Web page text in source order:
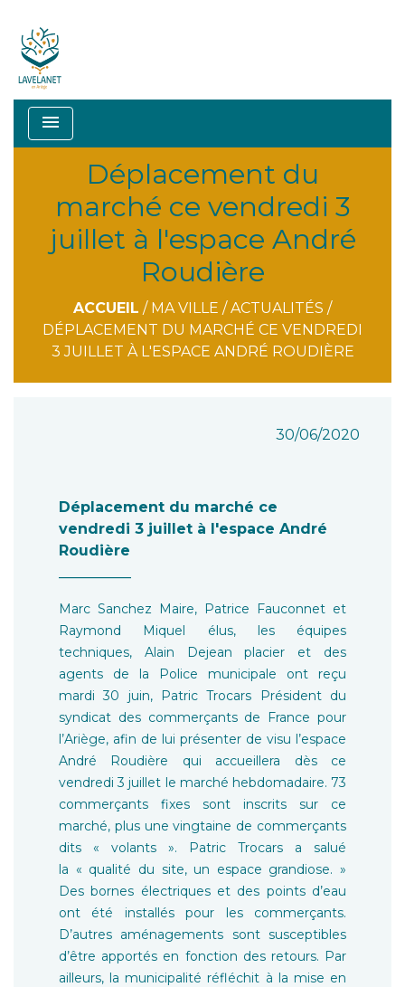
menu
Déplacement du
marché ce vendredi 3
juillet à l'espace André
Roudière
ACCUEIL / MA VILLE /ACTUALITÉS /
DÉPLACEMENT DU MARCHÉ CE VENDREDI
3 JUILLET À L'ESPACE ANDRÉ ROUDIÈRE
30/06/2020
Déplacement du marché ce
vendredi 3 juillet à l'espace André
Roudière
Marc Sanchez Maire, Patrice Fauconnet et
Raymond Miquel élus, les équipes
techniques, Alain Dejean placier et des
agents de la Police municipale ont reçu
mardi 30 juin, Patric Trocars Président du
syndicat des commerçants de France pour
l’Ariège, afin de lui présenter de visu l’espace
André Roudière qui accueillera dès ce
vendredi 3 juillet le marché hebdomadaire. 73
commerçants fixes sont inscrits sur ce
marché, plus une vingtaine de commerçants
dits « volants ». Patric Trocars a salué
la « qualité du site, un espace grandiose. »
Des bornes électriques et des points d’eau
ont été installés pour les commerçants.
D’autres aménagements sont susceptibles
d’être apportés en fonction des retours. Par
ailleurs, la municipalité réfléchit à la mise en